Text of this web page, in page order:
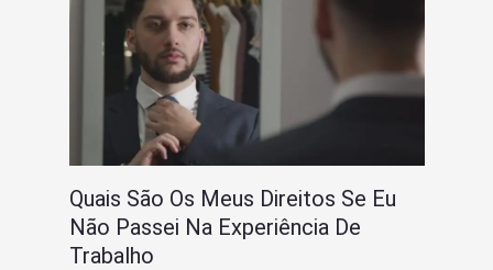
Quais São Os Meus Direitos Se Eu
Não Passei Na Experiência De
Trabalho